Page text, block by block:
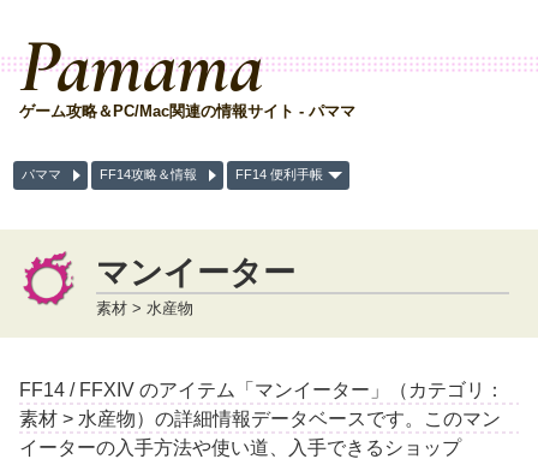
Pamama
ゲーム攻略＆PC/Mac関連の情報サイト - パママ
パママ FF14攻略＆情報 FF14 便利手帳
マンイーター
素材 > 水産物
FF14 / FFXIV のアイテム「マンイーター」（カテゴリ：
素材 > 水産物）の詳細情報データベースです。このマン
イーターの入手方法や使い道、入手できるショップ